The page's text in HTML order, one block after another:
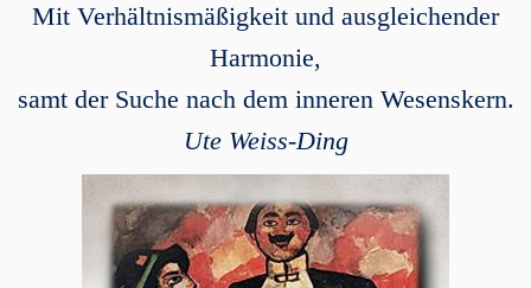
Mit Verhältnismäßigkeit und ausgleichender
Harmonie,
samt der Suche nach dem inneren Wesenskern.
Ute Weiss-Ding